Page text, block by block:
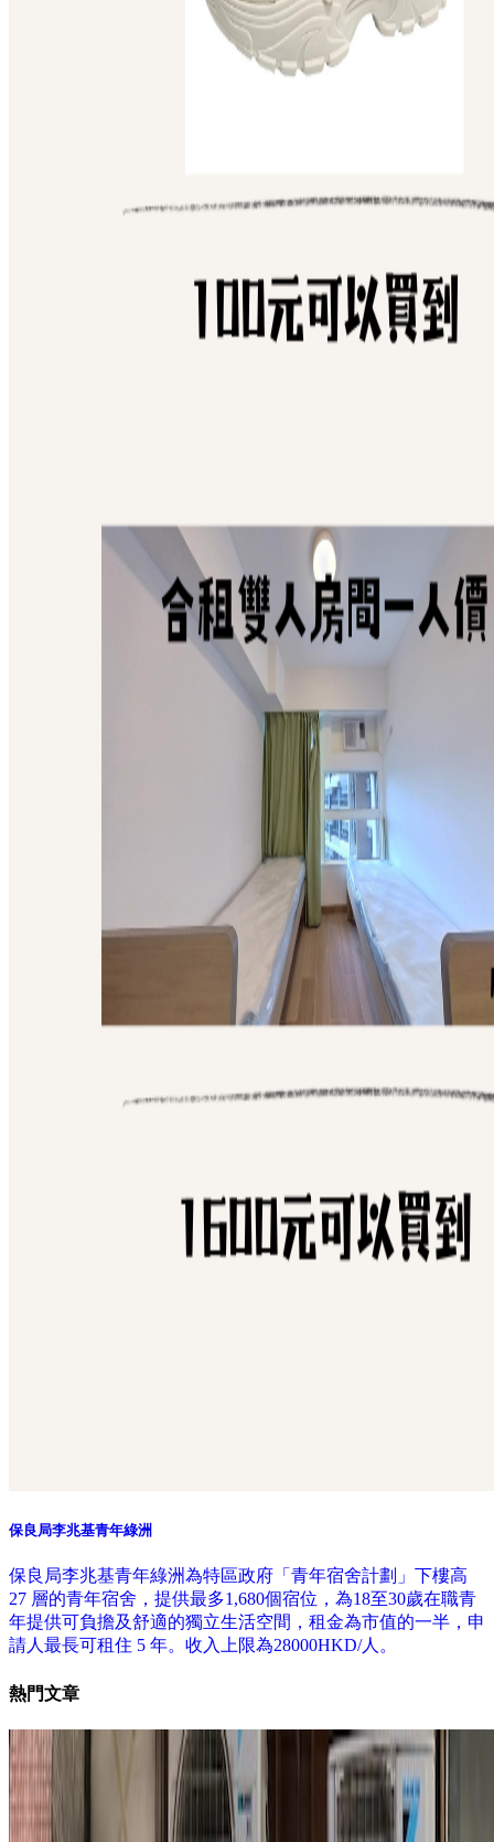
保良局李兆基青年綠洲
保良局李兆基青年綠洲為特區政府「青年宿舍計劃」下樓高
27 層的青年宿舍，提供最多1,680個宿位，為18至30歲在職青
年提供可負擔及舒適的獨立生活空間，租金為市值的一半，申
請人最長可租住 5 年。收入上限為28000HKD/人。
熱門文章